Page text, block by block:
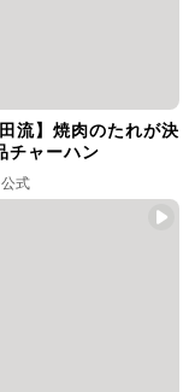
チャーハン
式